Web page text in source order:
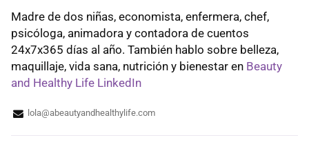
Madre de dos niñas, economista, enfermera, chef,
psicóloga, animadora y contadora de cuentos
24x7x365 días al año. También hablo sobre belleza,
maquillaje, vida sana, nutrición y bienestar en Beauty
and Healthy Life LinkedIn
lola@abeautyandhealthylife.com